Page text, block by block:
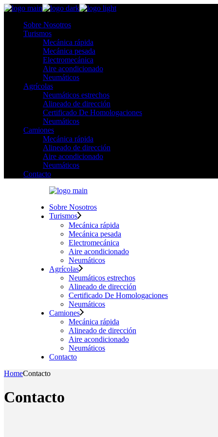
Sobre Nosotros
Turismos
Mecánica rápida
Mecánica pesada
Electromecánica
Aire acondicionado
Neumáticos
Agrícolas
Neumáticos estrechos
Alineado de dirección
Certificado De Homologaciones
Neumáticos
Camiones
Mecánica rápida
Alineado de dirección
Aire acondicionado
Neumáticos
Contacto
Sobre Nosotros
Turismos
Mecánica rápida
Mecánica pesada
Electromecánica
Aire acondicionado
Neumáticos
Agrícolas
Neumáticos estrechos
Alineado de dirección
Certificado De Homologaciones
Neumáticos
Camiones
Mecánica rápida
Alineado de dirección
Aire acondicionado
Neumáticos
Contacto
HomeContacto
Contacto